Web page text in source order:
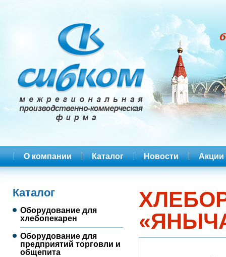
О компании Каталог Новости Акции
Каталог
Оборудование для
хлебопекарен
Оборудование для
предприятий торговли и
общепита